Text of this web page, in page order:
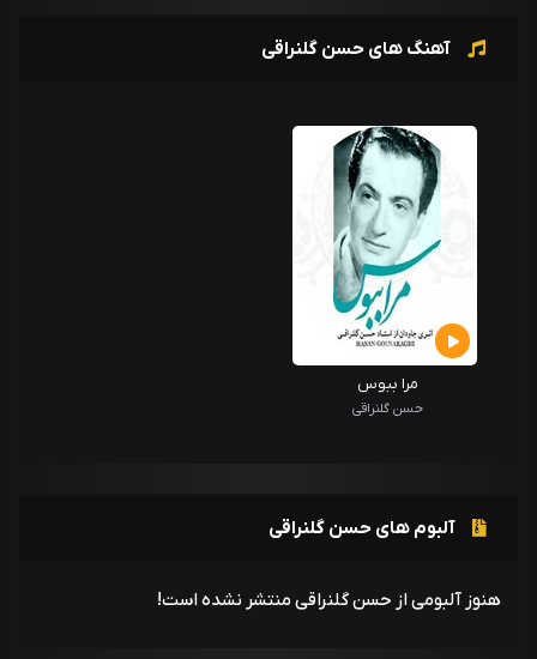
آهنگ های حسن گلنراقی
مرا ببوس
حسن گلنراقی
آلبوم های حسن گلنراقی
هنوز آلبومی از حسن گلنراقی منتشر نشده است!